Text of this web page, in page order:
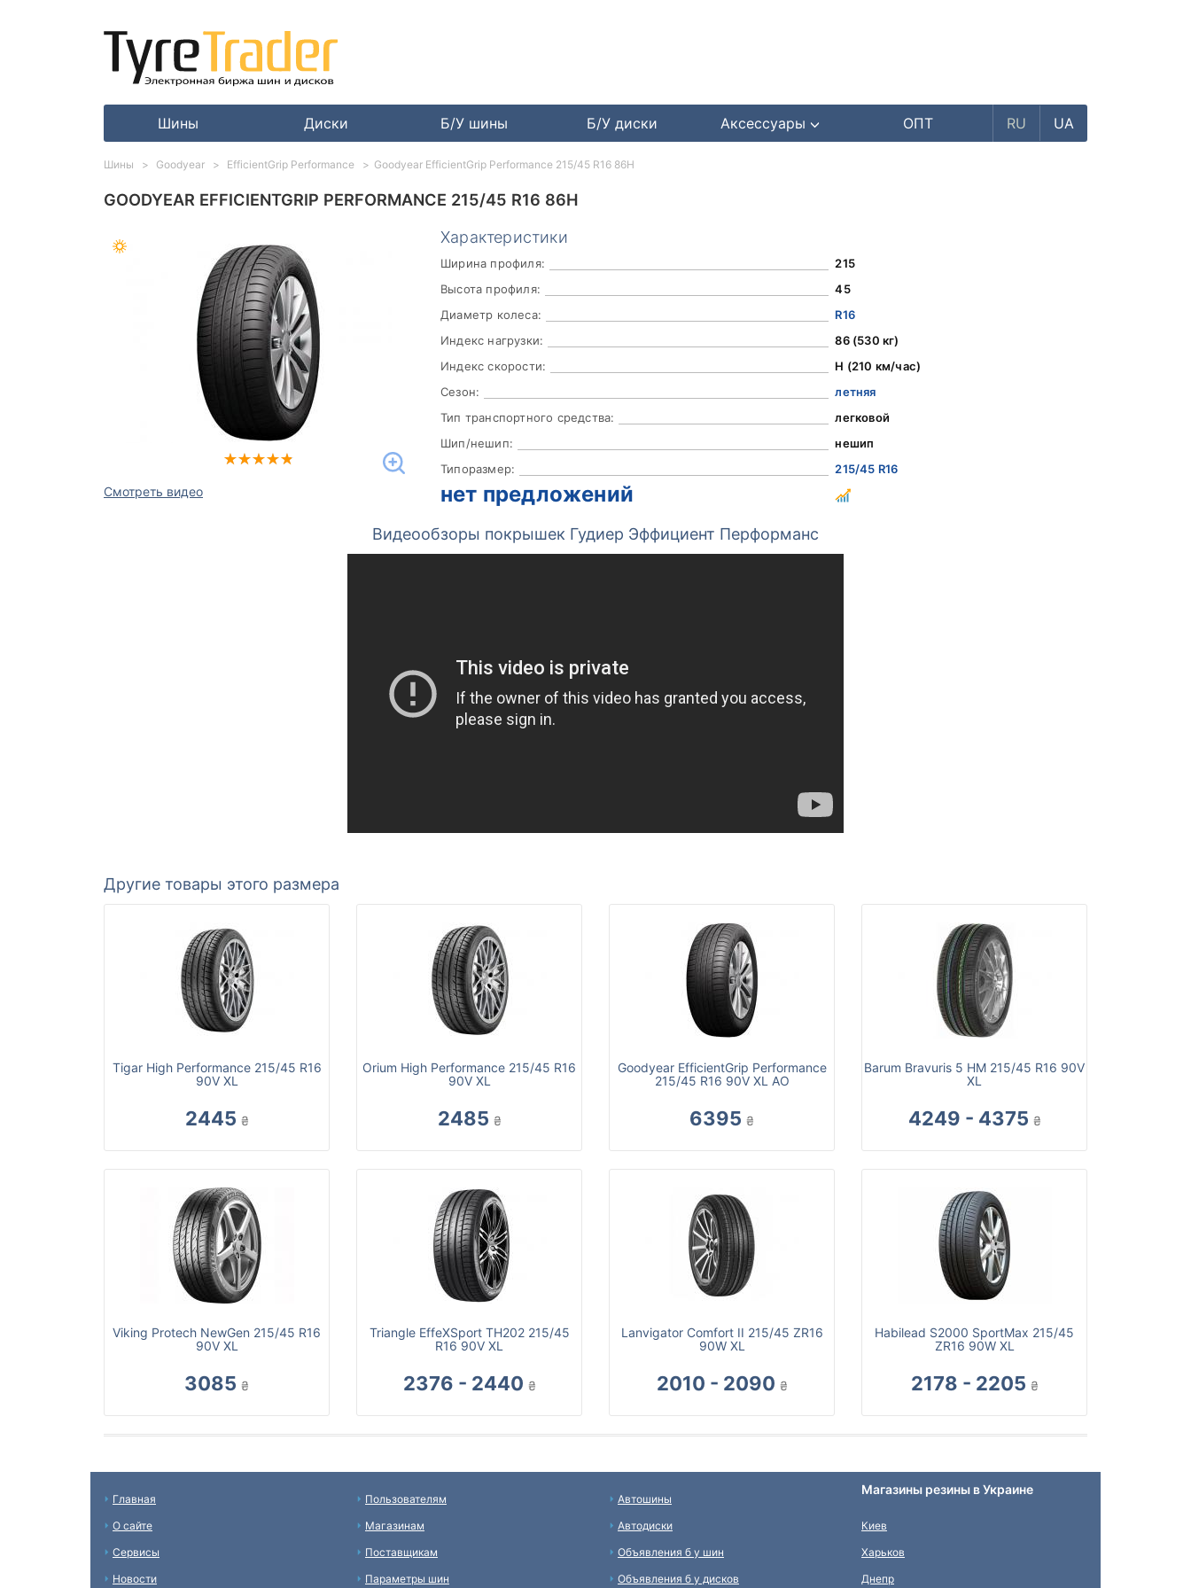
Шины Диски Б/У шины Б/У диски Аксессуары ОПТ RU UA
GOODYEAR EFFICIENTGRIP PERFORMANCE 215/45 R16 86H
Смотреть видео
Характеристики
Ширина профиля:
215
Высота профиля:
45
Диаметр колеса:
R16
Индекс нагрузки:
86 (530 кг)
Индекс скорости:
H (210 км/час)
Сезон:
летняя
Тип транспортного средства:
легковой
Шип/нешип:
нешип
Типоразмер:
215/45 R16
нет предложений
Видеообзоры покрышек Гудиер Эффициент Перформанс
Другие товары этого размера
Tigar High Performance 215/45 R16
90V XL
2445 ₴
Orium High Performance 215/45 R16
90V XL
2485 ₴
Goodyear EfficientGrip Performance
215/45 R16 90V XL AO
6395 ₴
Barum Bravuris 5 HM 215/45 R16 90V
XL
4249 - 4375 ₴
Viking Protech NewGen 215/45 R16
90V XL
3085 ₴
Triangle EffeXSport TH202 215/45
R16 90V XL
2376 - 2440 ₴
Lanvigator Comfort II 215/45 ZR16
90W XL
2010 - 2090 ₴
Habilead S2000 SportMax 215/45
ZR16 90W XL
2178 - 2205 ₴
Шины Goodyear EfficientGrip Performance Goodyear EfficientGrip Performance 215/45 R16 86H
Главная
О сайте
Сервисы
Новости
Пользователям
Магазинам
Поставщикам
Параметры шин
Автошины
Автодиски
Объявления б у шин
Объявления б у дисков
Магазины резины в Украине
Киев
Харьков
Днепр